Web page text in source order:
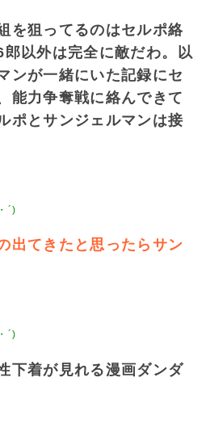
を狙ってるのはセルポ絡
以外は完全に敵だわ。以
ンが一緒にいた記録にセ
能力争奪戦に絡んできて
ポとサンジェルマンは接
´)
出てきたと思ったらサン
´)
下着が見れる漫画ダンダ